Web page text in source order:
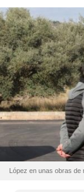
López en unas obras de